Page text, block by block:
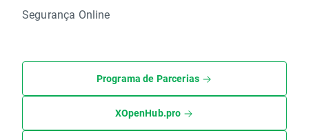
Segurança Online
Programa de Parcerias
XOpenHub.pro